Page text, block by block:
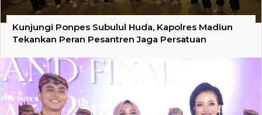
Kunjungi Ponpes Subulul Huda, Kapolres Madiun
Tekankan Peran Pesantren Jaga Persatuan